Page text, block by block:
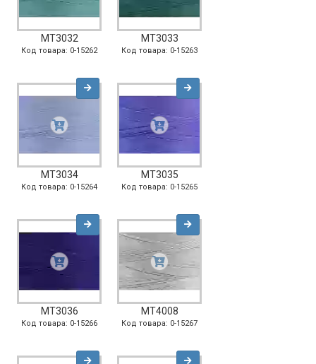
MT3032
Код товара: 0-15262
MT3033
Код товара: 0-15263
MT3034
Код товара: 0-15264
MT3035
Код товара: 0-15265
MT3036
Код товара: 0-15266
MT4008
Код товара: 0-15267